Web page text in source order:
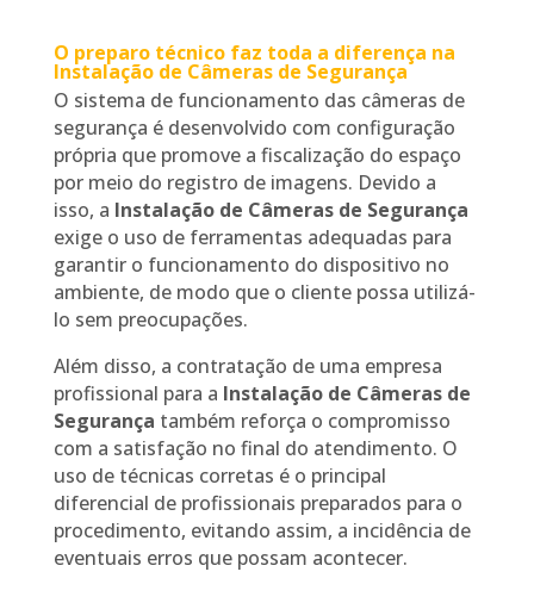
O preparo técnico faz toda a diferença na
Instalação de Câmeras de Segurança
O sistema de funcionamento das câmeras de
segurança é desenvolvido com configuração
própria que promove a fiscalização do espaço
por meio do registro de imagens. Devido a
isso, a Instalação de Câmeras de Segurança
exige o uso de ferramentas adequadas para
garantir o funcionamento do dispositivo no
ambiente, de modo que o cliente possa utilizá-
lo sem preocupações.
Além disso, a contratação de uma empresa
profissional para a Instalação de Câmeras de
Segurança também reforça o compromisso
com a satisfação no final do atendimento. O
uso de técnicas corretas é o principal
diferencial de profissionais preparados para o
procedimento, evitando assim, a incidência de
eventuais erros que possam acontecer.